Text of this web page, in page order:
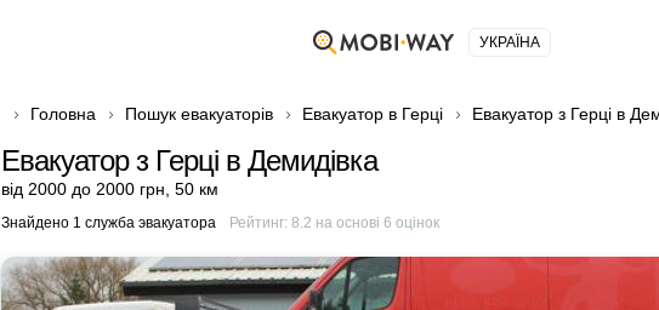
УКРАЇНА
Головна Пошук евакуаторів Евакуатор в Герці Евакуатор з Герці в
Евакуатор з Герці в Демидівка
від 2000 до 2000 грн 50 км
Знайдено 1 служба эвакуатора Рейтинг: 8.2 на основі 6 оцінок